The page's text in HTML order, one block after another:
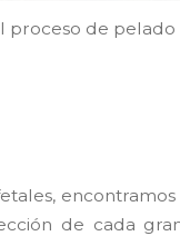
proceso de
de cada